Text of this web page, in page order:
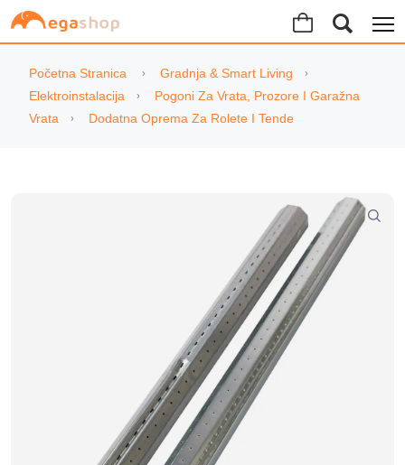
Početna Stranica
Gradnja & Smart Living
Elektroinstalacija
Pogoni Za Vrata, Prozore I Garažna
Vrata
Dodatna Oprema Za Rolete I Tende